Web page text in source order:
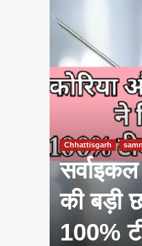
Chhattisgarh
की बड़ी
100%